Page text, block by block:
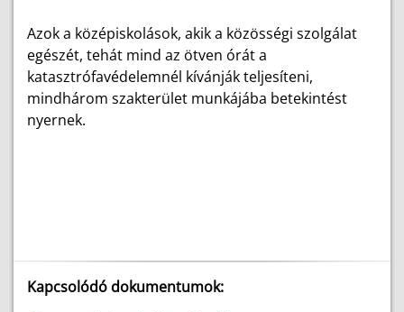
Azok a középiskolások, akik a közösségi szolgálat
egészét, tehát mind az ötven órát a
katasztrófavédelemnél kívánják teljesíteni,
mindhárom szakterület munkájába betekintést
nyernek.
Kapcsolódó dokumentumok: